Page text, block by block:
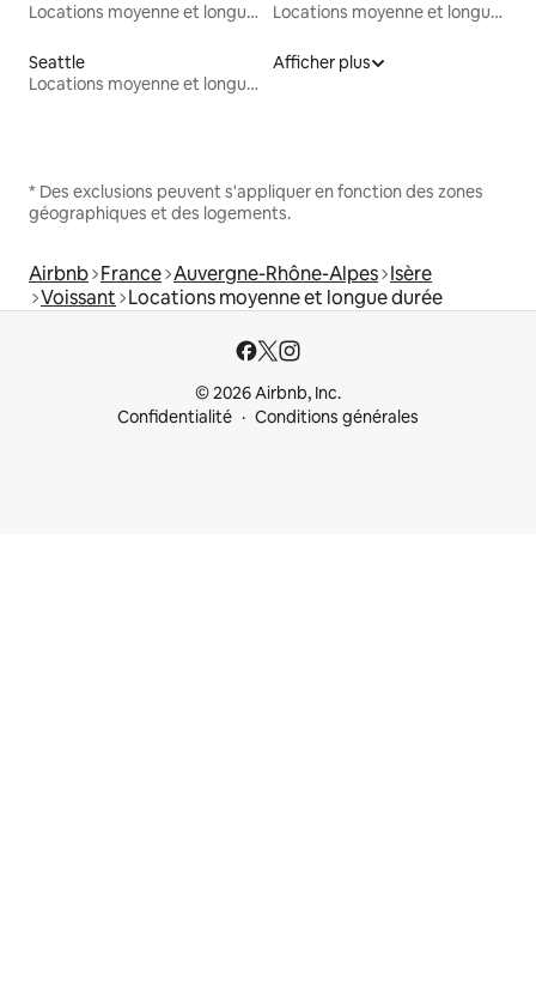
Locations moyenne et longue durée
Locations moyenne et longue durée
Seattle
Locations moyenne et longue durée
Afficher plus
* Des exclusions peuvent s'appliquer en fonction des zones
géographiques et des logements.
Airbnb France Auvergne-Rhône-Alpes Isère
Voissant Locations moyenne et longue durée
© 2026 Airbnb, Inc.
Confidentialité
Conditions générales